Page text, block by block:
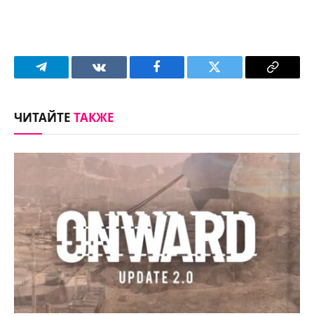
Telegram VKontakteFacebook Twitter
Copy
ЧИТАЙТЕТАКЖЕ